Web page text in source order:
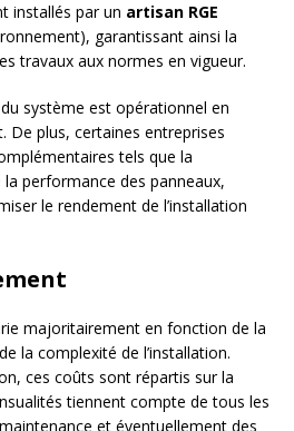
installés par un artisan RGE
garantissant ainsi la
travaux aux normes en vigueur.
système est opérationnel en
De plus, certaines entreprises
tels que la
performance des panneaux,
le rendement de l’installation
majoritairement en fonction de la
la complexité de l’installation.
ces coûts sont répartis sur la
tiennent compte de tous les
et éventuellement des